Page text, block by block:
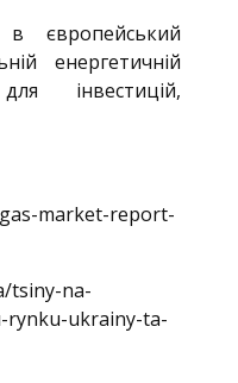
в європейський
енергетичній
інвестицій,
market-report-
tsiny-na-
rynku-ukrainy-ta-